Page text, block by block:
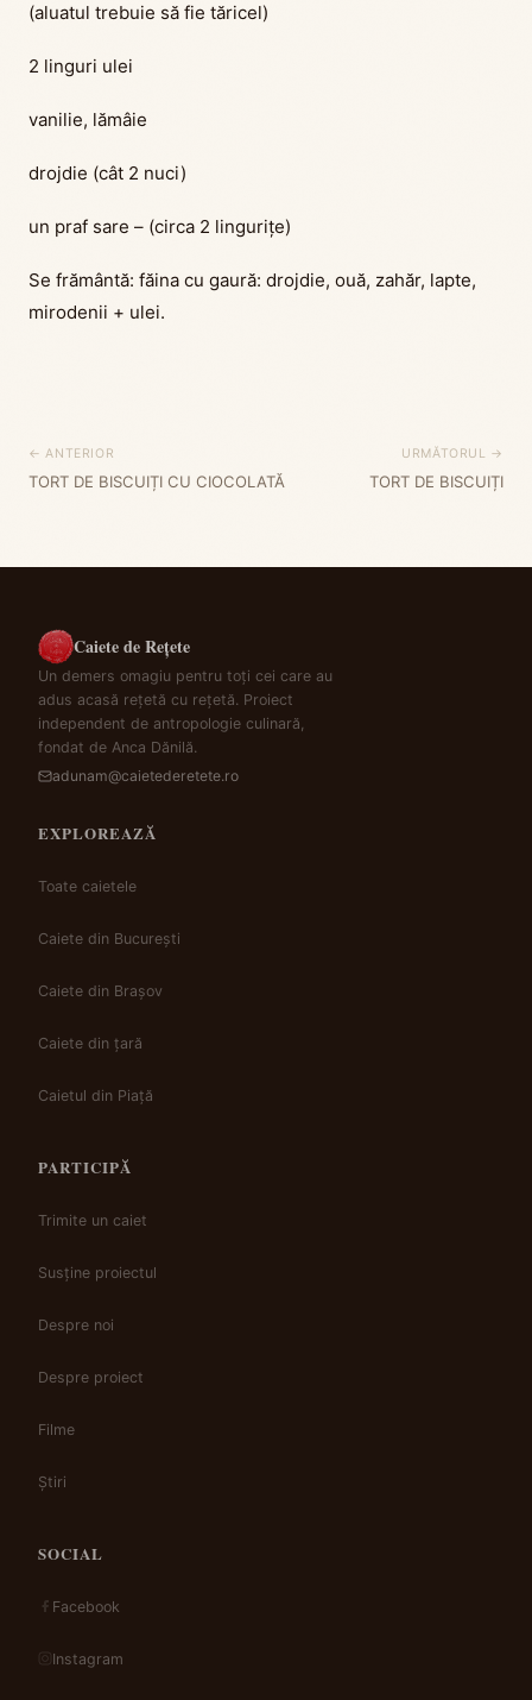
(aluatul trebuie să fie tăricel)
2 linguri ulei
vanilie, lămâie
drojdie (cât 2 nuci)
un praf sare – (circa 2 linguriţe)
Se frământă: făina cu gaură: drojdie, ouă, zahăr, lapte,
mirodenii + ulei.
← ANTERIOR
TORT DE BISCUIȚI CU CIOCOLATĂ
URMĂTORUL →
TORT DE BISCUIȚI
Caiete de Rețete
Un demers omagiu pentru toți cei care au
adus acasă rețetă cu rețetă. Proiect
independent de antropologie culinară,
fondat de Anca Dănilă.
adunam@caietederetete.ro
EXPLOREAZĂ
Toate caietele
Caiete din București
Caiete din Brașov
Caiete din țară
Caietul din Piață
PARTICIPĂ
Trimite un caiet
Susține proiectul
Despre noi
Despre proiect
Filme
Știri
SOCIAL
Facebook
Instagram